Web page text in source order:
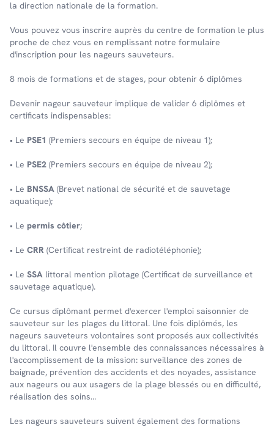
la direction nationale de la formation.
Vous pouvez vous inscrire auprès du centre de formation le plus
proche de chez vous en remplissant notre formulaire
d'inscription pour les nageurs sauveteurs.
8 mois de formations et de stages, pour obtenir 6 diplômes
Devenir nageur sauveteur implique de valider 6 diplômes et
certificats indispensables:
• Le PSE1 (Premiers secours en équipe de niveau 1);
• Le PSE2 (Premiers secours en équipe de niveau 2);
• Le BNSSA (Brevet national de sécurité et de sauvetage
aquatique);
• Le permis côtier;
• Le CRR (Certificat restreint de radiotéléphonie);
• Le SSA littoral mention pilotage (Certificat de surveillance et
sauvetage aquatique).
Ce cursus diplômant permet d'exercer l'emploi saisonnier de
sauveteur sur les plages du littoral. Une fois diplômés, les
nageurs sauveteurs volontaires sont proposés aux collectivités
du littoral. Il couvre l'ensemble des connaissances nécessaires à
l'accomplissement de la mission: surveillance des zones de
baignade, prévention des accidents et des noyades, assistance
aux nageurs ou aux usagers de la plage blessés ou en difficulté,
réalisation des soins...
Les nageurs sauveteurs suivent également des formations